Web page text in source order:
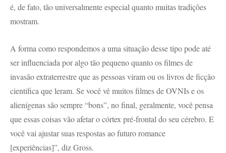
é, de fato, tão universalmente especial quanto muitas tradições
mostram.
A forma como respondemos a uma situação desse tipo pode até
ser influenciada por algo tão pequeno quanto os filmes de
invasão extraterrestre que as pessoas viram ou os livros de ficção
científica que leram. Se você vê muitos filmes de OVNIs e os
alienígenas são sempre “bons”, no final, geralmente, você pensa
que essas coisas vão afetar o córtex pré-frontal do seu cérebro. E
você vai ajustar suas respostas ao futuro romance
[experiências]”, diz Gross.